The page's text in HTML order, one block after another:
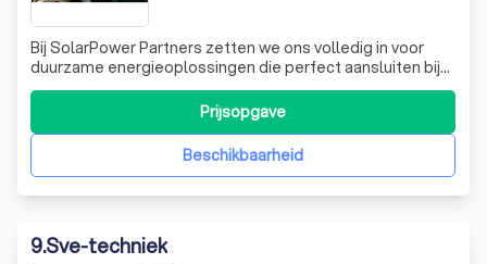
Bij SolarPower Partners zetten we ons volledig in voor
duurzame energieoplossingen die perfect aansluiten bij
uw behoeften. Met meer dan tien jaar ervaring in de
sector, onderscheiden we ons door onze expertise in
zonnepanelen, thuisbatterijen en
energiebeheersystemen. Onze aanpak is altijd persoonl
Beschikbaarheid
Prijsopgave
9.Sve-techniek